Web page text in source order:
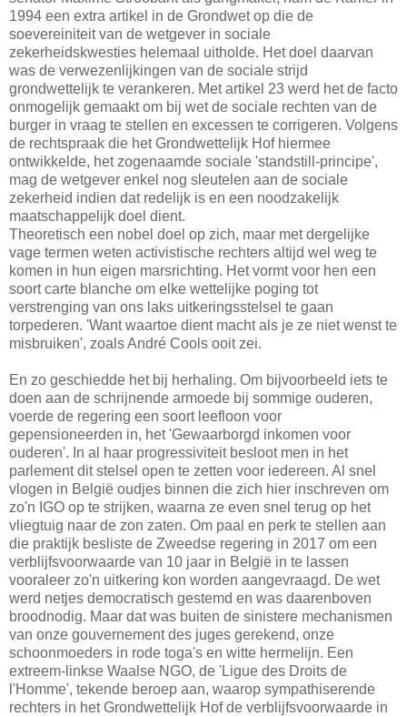
1994 een extra artikel in de Grondwet op die de
soevereiniteit van de wetgever in sociale
zekerheidskwesties helemaal uitholde. Het doel daarvan
was de verwezenlijkingen van de sociale strijd
grondwettelijk te verankeren. Met artikel 23 werd het de facto
onmogelijk gemaakt om bij wet de sociale rechten van de
burger in vraag te stellen en excessen te corrigeren. Volgens
de rechtspraak die het Grondwettelijk Hof hiermee
ontwikkelde, het zogenaamde sociale 'standstill-principe',
mag de wetgever enkel nog sleutelen aan de sociale
zekerheid indien dat redelijk is en een noodzakelijk
maatschappelijk doel dient.
Theoretisch een nobel doel op zich, maar met dergelijke
vage termen weten activistische rechters altijd wel weg te
komen in hun eigen marsrichting. Het vormt voor hen een
soort carte blanche om elke wettelijke poging tot
verstrenging van ons laks uitkeringsstelsel te gaan
torpederen. 'Want waartoe dient macht als je ze niet wenst te
misbruiken', zoals André Cools ooit zei.
En zo geschiedde het bij herhaling. Om bijvoorbeeld iets te
doen aan de schrijnende armoede bij sommige ouderen,
voerde de regering een soort leefloon voor
gepensioneerden in, het 'Gewaarborgd inkomen voor
ouderen'. In al haar progressiviteit besloot men in het
parlement dit stelsel open te zetten voor iedereen. Al snel
vlogen in België oudjes binnen die zich hier inschreven om
zo'n IGO op te strijken, waarna ze even snel terug op het
vliegtuig naar de zon zaten. Om paal en perk te stellen aan
die praktijk besliste de Zweedse regering in 2017 om een
verblijfsvoorwaarde van 10 jaar in België in te lassen
vooraleer zo'n uitkering kon worden aangevraagd. De wet
werd netjes democratisch gestemd en was daarenboven
broodnodig. Maar dat was buiten de sinistere mechanismen
van onze gouvernement des juges gerekend, onze
schoonmoeders in rode toga's en witte hermelijn. Een
extreem-linkse Waalse NGO, de 'Ligue des Droits de
l'Homme', tekende beroep aan, waarop sympathiserende
rechters in het Grondwettelijk Hof de verblijfsvoorwaarde in